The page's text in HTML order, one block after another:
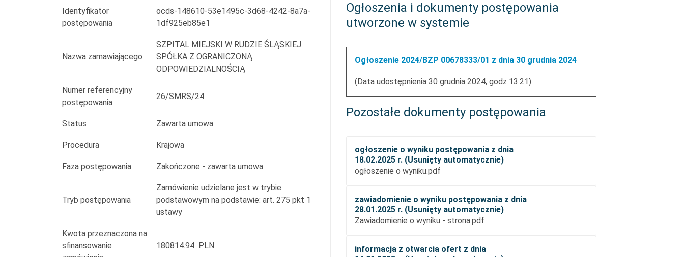
okresowej
czyszczenia
wejściowych
dla
Szpitala
Rudzie
Sp.
Identyfikator
postępowania
ocds-148610-53e1495c-3d68-4242-8a7a-
1df925eb85e1
Nazwa zamawiającego
SZPITAL MIEJSKI W RUDZIE ŚLĄSKIEJ
SPÓŁKA Z OGRANICZONĄ
ODPOWIEDZIALNOŚCIĄ
Numer referencyjny
postępowania
26/SMRS/24
Status Zawarta umowa
Procedura Krajowa
Faza postępowania Zakończone - zawarta umowa
Tryb postępowania
Zamówienie udzielane jest w trybie
podstawowym na podstawie: art. 275 pkt 1
ustawy
Kwota przeznaczona na
sfinansowanie
180814.94 PLN
Ogłoszenia i dokumenty postępowania
utworzone w systemie
Ogłoszenie 2024/BZP 00678333/01 z dnia 30 grudnia 2024
(Data udostępnienia 30 grudnia 2024, godz 13:21)
Pozostałe dokumenty postępowania
ogłoszenie o wyniku postępowania z dnia
18.02.2025 r. (Usunięty automatycznie)
ogłoszenie o wyniku.pdf
zawiadomienie o wyniku postępowania z dnia
28.01.2025 r. (Usunięty automatycznie)
Zawiadomienie o wyniku - strona.pdf
informacja z otwarcia ofert z dnia